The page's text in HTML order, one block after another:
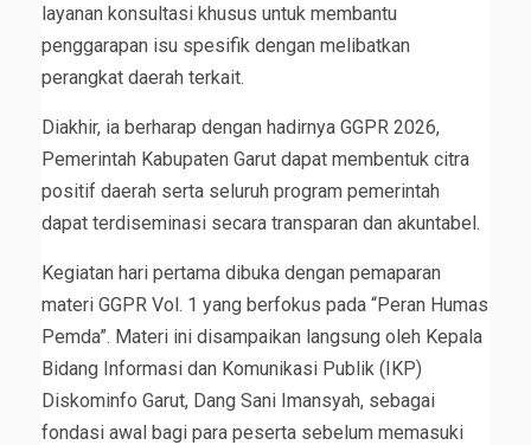
layanan konsultasi khusus untuk membantu
penggarapan isu spesifik dengan melibatkan
perangkat daerah terkait.
Diakhir, ia berharap dengan hadirnya GGPR 2026,
Pemerintah Kabupaten Garut dapat membentuk citra
positif daerah serta seluruh program pemerintah
dapat terdiseminasi secara transparan dan akuntabel.
Kegiatan hari pertama dibuka dengan pemaparan
materi GGPR Vol. 1 yang berfokus pada “Peran Humas
Pemda”. Materi ini disampaikan langsung oleh Kepala
Bidang Informasi dan Komunikasi Publik (IKP)
Diskominfo Garut, Dang Sani Imansyah, sebagai
fondasi awal bagi para peserta sebelum memasuki